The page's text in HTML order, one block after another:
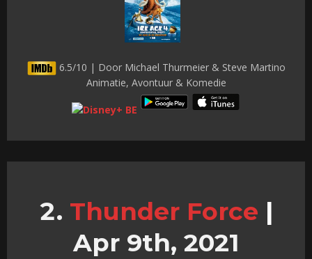
6.5/10 | Door Michael Thurmeier & Steve Martino
Animatie, Avontuur & Komedie
Thunder Force |
Apr 9th, 2021